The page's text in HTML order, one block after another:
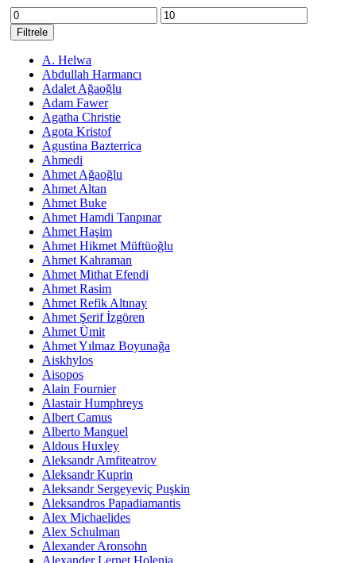
En
düşük
fiyat
En
yüksek
Filtrele
A. Helwa
Abdullah Harmancı
Adalet Ağaoğlu
Adam Fawer
Agatha Christie
Agota Kristof
Agustina Bazterrica
Ahmedi
Ahmet Ağaoğlu
Ahmet Altan
Ahmet Buke
Ahmet Hamdi Tanpınar
Ahmet Haşim
Ahmet Hikmet Müftüoğlu
Ahmet Kahraman
Ahmet Mithat Efendi
Ahmet Rasim
Ahmet Refik Altınay
Ahmet Şerif İzgören
Ahmet Ümit
Ahmet Yılmaz Boyunağa
Aiskhylos
Aisopos
Alain Fournier
Alastair Humphreys
Albert Camus
Alberto Manguel
Aldous Huxley
Aleksandr Amfiteatrov
Aleksandr Kuprin
Aleksandr Sergeyeviç Puşkin
Aleksandros Papadiamantis
Alex Michaelides
Alex Schulman
Alexander Aronsohn